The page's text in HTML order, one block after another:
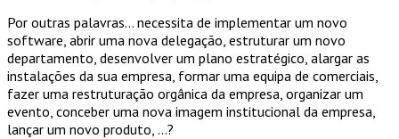
Por outras palavras… necessita de implementar um novo
software, abrir uma nova delegação, estruturar um novo
departamento, desenvolver um plano estratégico, alargar as
instalações da sua empresa, formar uma equipa de comerciais,
fazer uma restruturação orgânica da empresa, organizar um
evento, conceber uma nova imagem institucional da empresa,
lançar um novo produto, …?